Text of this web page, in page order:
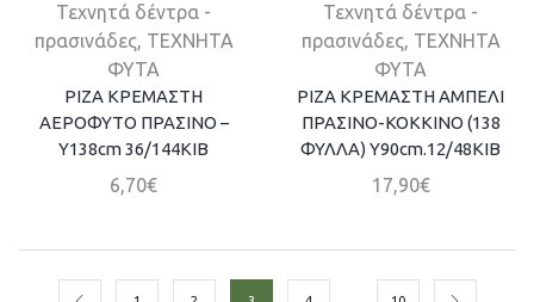
Τεχνητά δέντρα -
πρασινάδες, ΤΕΧΝΗΤΑ
ΦΥΤΑ
ΡΙΖΑ ΚΡΕΜΑΣΤΗ
ΑΕΡΟΦΥΤΟ ΠΡΑΣΙΝΟ –
Y138cm 36/144ΚΙΒ
6,70€
Τεχνητά δέντρα -
πρασινάδες, ΤΕΧΝΗΤΑ
ΦΥΤΑ
ΡΙΖΑ ΚΡΕΜΑΣΤΗ ΑΜΠΕΛΙ
ΠΡΑΣΙΝΟ-ΚΟΚΚΙΝΟ (138
ΦΥΛΛΑ) Y90cm.12/48ΚΙΒ
17,90€